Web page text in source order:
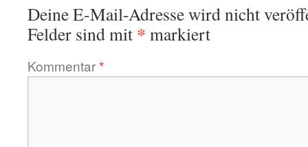
Deine E-Mail-Adresse wird nicht
Felder sind mit * markiert
Kommentar*